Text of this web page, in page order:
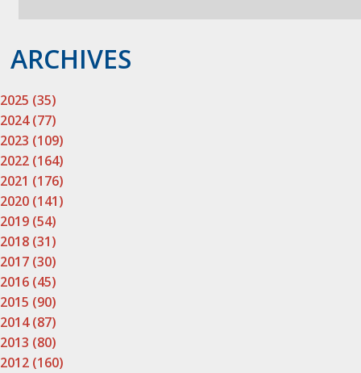
ARCHIVES
2025 (35)
2024 (77)
2023 (109)
2022 (164)
2021 (176)
2020 (141)
2019 (54)
2018 (31)
2017 (30)
2016 (45)
2015 (90)
2014 (87)
2013 (80)
2012 (160)